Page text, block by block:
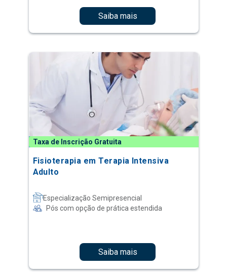
Saiba mais
Taxa de Inscrição Gratuita
Fisioterapia em Terapia Intensiva
Adulto
Especialização Semipresencial
Pós com opção de prática estendida
Saiba mais